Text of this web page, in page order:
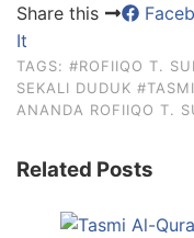
Share this
It
TAGS: #ROFIIQO T.
SEKALI DUDUK
ANANDA ROFIIQO T.
Related Posts